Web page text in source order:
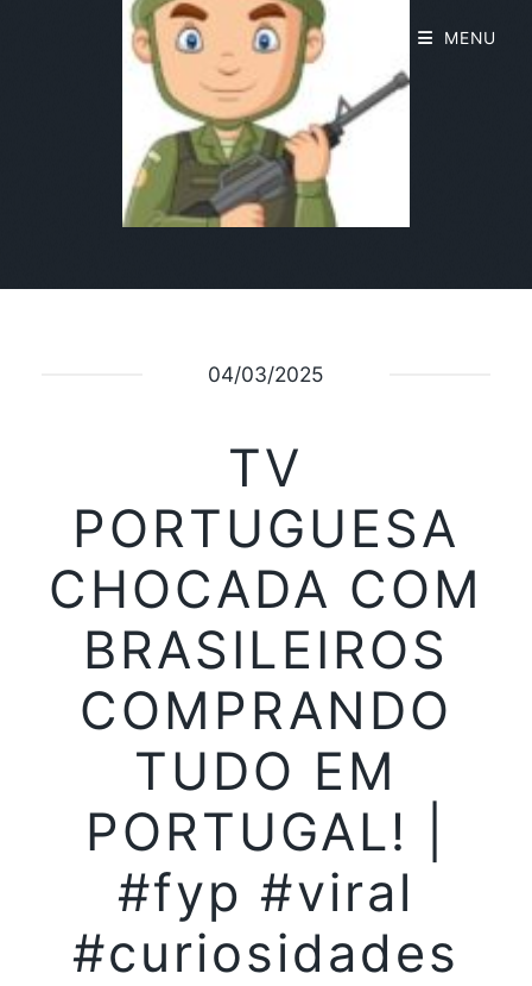
04/03/2025
TV
PORTUGUESA
CHOCADA COM
BRASILEIROS
COMPRANDO
TUDO EM
PORTUGAL! |
#fyp #viral
#curiosidades
MENU